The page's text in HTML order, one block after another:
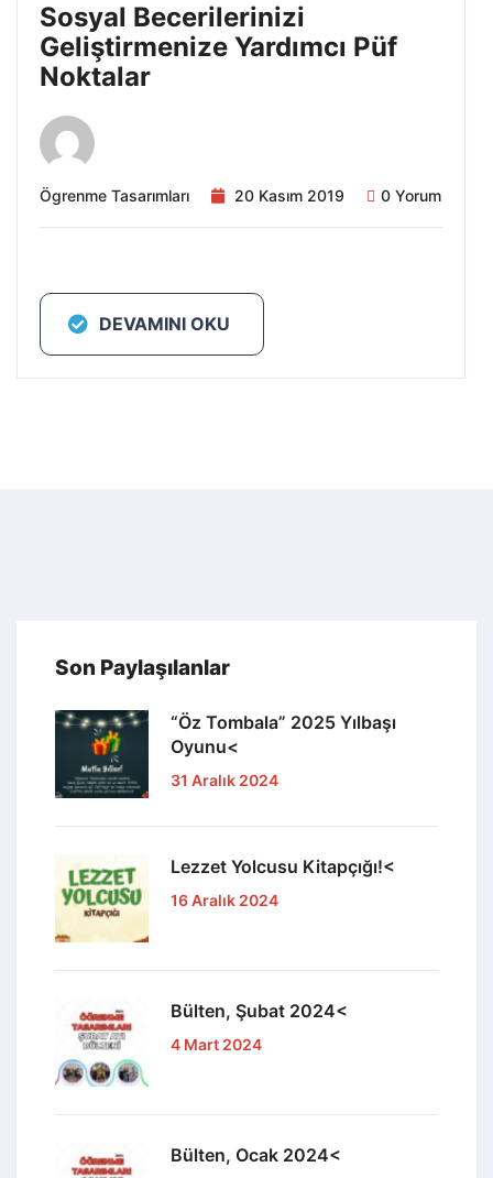
Sosyal Becerilerinizi
Geliştirmenize Yardımcı Püf
Noktalar
Ögrenme Tasarımları 20 Kasım 2019 0 Yorum
DEVAMINI OKU
Son Paylaşılanlar
“Öz Tombala” 2025 Yılbaşı
Oyunu<
31 Aralık 2024
Lezzet Yolcusu Kitapçığı!<
16 Aralık 2024
Bülten, Şubat 2024<
4 Mart 2024
Bülten, Ocak 2024<